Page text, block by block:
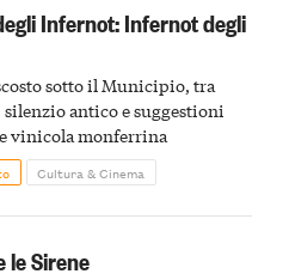
Infernot: Infernot degli
sotto il Municipio, tra
antico e suggestioni
vinicola monferrina
Cultura & Cinema
le Sirene